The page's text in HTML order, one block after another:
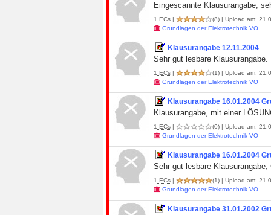
Eingescannte Klausurangabe,
1 ECs | (8) | Upload am:
Grundlagen der Elektrotechnik VO
Klausurangabe 12.11.2004
Sehr gut lesbare Klausurangabe.
1 ECs | (1) | Upload am:
Grundlagen der Elektrotechnik VO
Klausurangabe 16.01.2004
Klausurangabe, mit einer
1 ECs | (0) | Upload am:
Grundlagen der Elektrotechnik VO
Klausurangabe 16.01.2004
Sehr gut lesbare Klausurangabe,
1 ECs | (1) | Upload am:
Grundlagen der Elektrotechnik VO
Klausurangabe 31.01.2002